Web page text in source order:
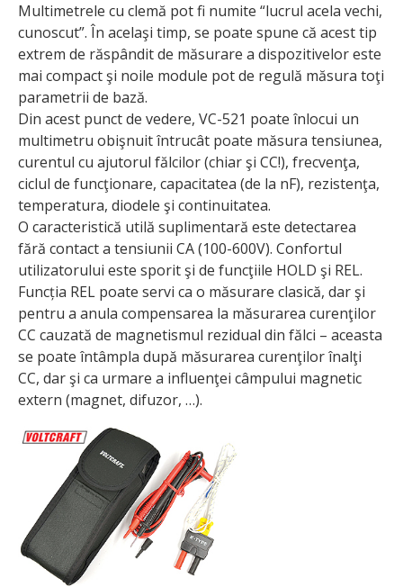
Multimetrele cu clemă pot fi numite “lucrul acela vechi,
cunoscut”. În acelaşi timp, se poate spune că acest tip
extrem de răspândit de măsurare a dispozitivelor este
mai compact şi noile module pot de regulă măsura toţi
parametrii de bază.
Din acest punct de vedere, VC-521 poate înlocui un
multimetru obişnuit întrucât poate măsura tensiunea,
curentul cu ajutorul fălcilor (chiar şi CC!), frecvenţa,
ciclul de funcţionare, capacitatea (de la nF), rezis­tenţa,
temperatura, diodele şi continuitatea.
O caracteristică utilă suplimentară este detectarea
fără contact a tensiunii CA (100-600V). Confortul
utilizatorului este sporit şi de funcţiile HOLD şi REL.
Funcția REL poate servi ca o măsurare clasică, dar şi
pentru a anula compensarea la măsurarea curenţilor
CC cauzată de magnetismul rezidual din fălci – aceasta
se poate întâmpla după măsurarea curenţilor înalţi
CC, dar şi ca urmare a influenţei câmpului magnetic
extern (magnet, difuzor, …).